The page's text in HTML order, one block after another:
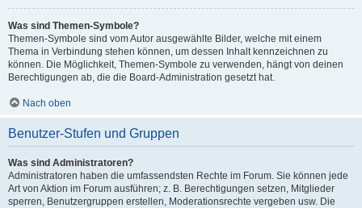
Was sind Themen-Symbole?
Themen-Symbole sind vom Autor ausgewählte Bilder, welche mit einem
Thema in Verbindung stehen können, um dessen Inhalt kennzeichnen zu
können. Die Möglichkeit, Themen-Symbole zu verwenden, hängt von deinen
Berechtigungen ab, die die Board-Administration gesetzt hat.
Nach oben
Benutzer-Stufen und Gruppen
Was sind Administratoren?
Administratoren haben die umfassendsten Rechte im Forum. Sie können jede
Art von Aktion im Forum ausführen; z. B. Berechtigungen setzen, Mitglieder
sperren, Benutzergruppen erstellen, Moderationsrechte vergeben usw. Die